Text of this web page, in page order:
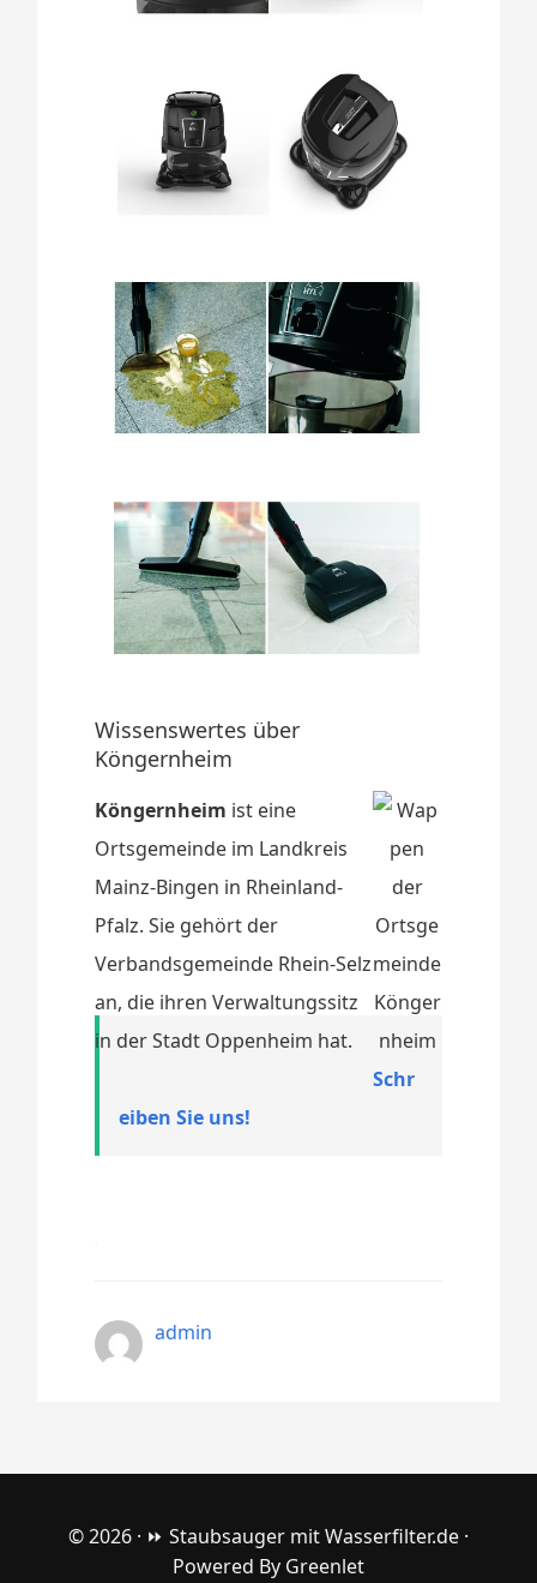
Wissenswertes über
Köngernheim
Köngernheim ist eine
Ortsgemeinde im Landkreis
Mainz-Bingen in Rheinland-
Pfalz. Sie gehört der
Verbandsgemeinde Rhein-Selz
an, die ihren Verwaltungssitz
in der Stadt Oppenheim hat.
Schr
eiben Sie uns!
admin
© 2026 · ⏩ Staubsauger mit Wasserfilter.de ·
Powered By Greenlet